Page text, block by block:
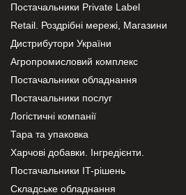
Постачальники Private Label
Retail. Роздрібні мережі, Магазини
Дистрибутори України
Агропромисловий комплекс
Постачальники обладнання
Постачальники послуг
Логістичні компанії
Тара та упаковка
Харчові добавки. Інгредієнти.
Постачальники IT-рішень
Складське обладнання